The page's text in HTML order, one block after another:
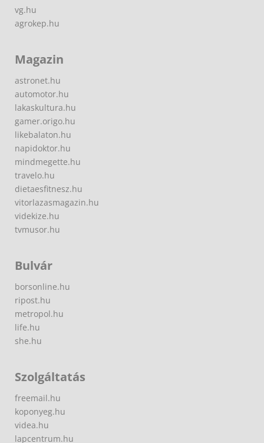
vg.hu
agrokep.hu
Magazin
astronet.hu
automotor.hu
lakaskultura.hu
gamer.origo.hu
likebalaton.hu
napidoktor.hu
mindmegette.hu
travelo.hu
dietaesfitnesz.hu
vitorlazasmagazin.hu
videkize.hu
tvmusor.hu
Bulvár
borsonline.hu
ripost.hu
metropol.hu
life.hu
she.hu
Szolgáltatás
freemail.hu
koponyeg.hu
videa.hu
lapcentrum.hu